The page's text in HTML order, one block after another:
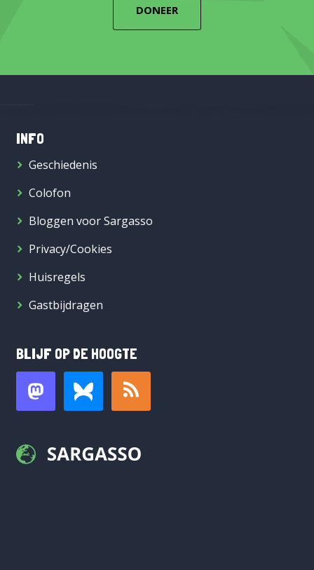
DONEER
INFO
Geschiedenis
Colofon
Bloggen voor Sargasso
Privacy/Cookies
Huisregels
Gastbijdragen
BLIJF OP DE HOOGTE